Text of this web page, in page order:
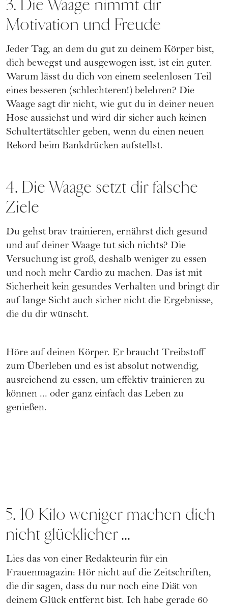
3. Die Waage nimmt dir
Motivation und Freude
Jeder Tag, an dem du gut zu deinem Körper bist,
dich bewegst und ausgewogen isst, ist ein guter.
Warum lässt du dich von einem seelenlosen Teil
eines besseren (schlechteren!) belehren? Die
Waage sagt dir nicht, wie gut du in deiner neuen
Hose aussiehst und wird dir sicher auch keinen
Schultertätschler geben, wenn du einen neuen
Rekord beim Bankdrücken aufstellst.
4. Die Waage setzt dir falsche
Ziele
Du gehst brav trainieren, ernährst dich gesund
und auf deiner Waage tut sich nichts? Die
Versuchung ist groß, deshalb weniger zu essen
und noch mehr Cardio zu machen. Das ist mit
Sicherheit kein gesundes Verhalten und bringt dir
auf lange Sicht auch sicher nicht die Ergebnisse,
die du dir wünscht.
Höre auf deinen Körper. Er braucht Treibstoff
zum Überleben und es ist absolut notwendig,
ausreichend zu essen, um effektiv trainieren zu
können ... oder ganz einfach das Leben zu
genießen.
5. 10 Kilo weniger machen dich
nicht glücklicher ...
Lies das von einer Redakteurin für ein
Frauenmagazin: Hör nicht auf die Zeitschriften,
die dir sagen, dass du nur noch eine Diät von
deinem Glück entfernt bist. Ich habe gerade 60